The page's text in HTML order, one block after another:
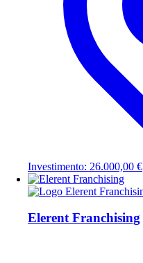
Investimento: 26.000,00 €
Elerent Franchising